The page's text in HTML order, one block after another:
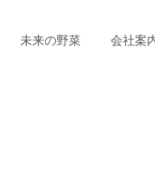
未来の野菜 会社案